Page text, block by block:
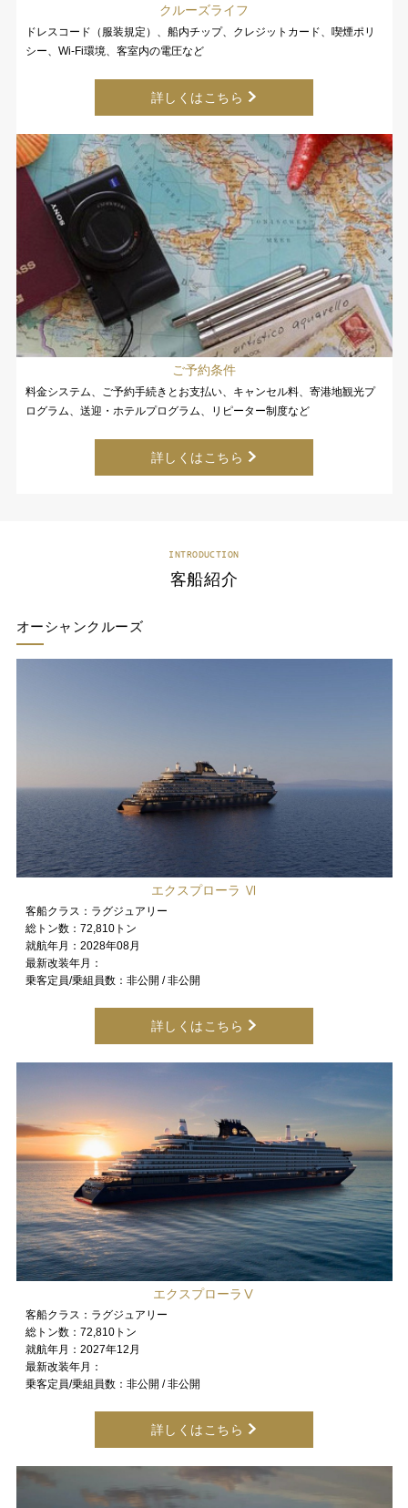
クルーズライフ
ドレスコード（服装規定）、船内チップ、クレジットカード、喫煙ポリ
シー、Wi-Fi環境、客室内の電圧など
詳しくはこちら
ご予約条件
料金システム、ご予約手続きとお支払い、キャンセル料、寄港地観光プ
ログラム、送迎・ホテルプログラム、リピーター制度など
詳しくはこちら
INTRODUCTION
客船紹介
オーシャンクルーズ
エクスプローラ Ⅵ
客船クラス： ラグジュアリー
総トン数： 72,810トン
就航年月： 2028年08月
最新改装年月：
乗客定員/乗組員数： 非公開 / 非公開
詳しくはこちら
エクスプローラⅤ
客船クラス： ラグジュアリー
総トン数： 72,810トン
就航年月： 2027年12月
最新改装年月：
乗客定員/乗組員数： 非公開 / 非公開
詳しくはこちら